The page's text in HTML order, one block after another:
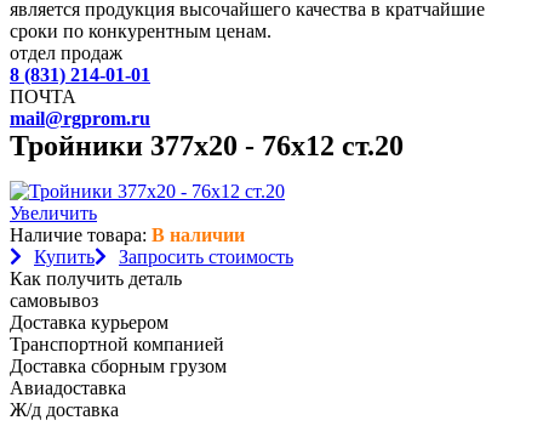
является продукция высочайшего качества в кратчайшие
сроки по конкурентным ценам.
отдел продаж
8 (831) 214-01-01
ПОЧТА
mail@rgprom.ru
Тройники 377х20 - 76х12 ст.20
Увеличить
Наличие товара: В наличии
Купить
Запросить стоимость
Как получить деталь
самовывоз
Доставка курьером
Транспортной компанией
Доставка сборным грузом
Авиадоставка
Ж/д доставка